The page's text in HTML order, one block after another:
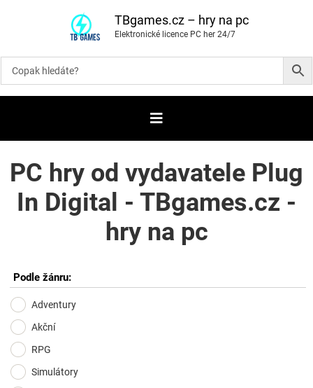
o
i
t
b
TBgames.cz – hry na pc
Elektronické licence PC her 24/7
PC hry od vydavatele Plug
In Digital - TBgames.cz -
hry na pc
Podle žánru:
Adventury
Akční
RPG
Simulátory